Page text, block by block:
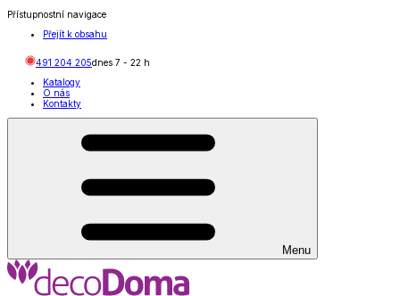
Přístupnostní navigace
Přejít k obsahu
491 204 205dnes 7 - 22 h
Katalogy
O nás
Kontakty
Menu